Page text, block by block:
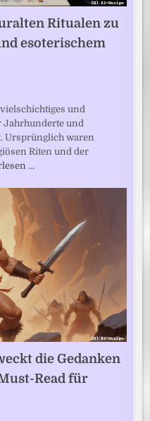
Ritualen zu
esoterischem
und
Jahrhunderte und
Ursprünglich waren
Riten und der
…
die Gedanken
Read für